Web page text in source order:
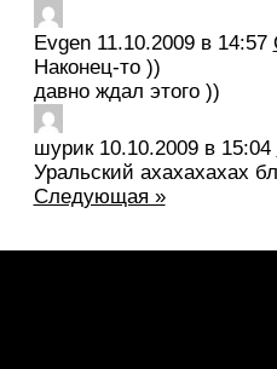
Evgen 11.10.2009 в 14:57
Наконец-то ))
давно ждал этого ))
шурик 10.10.2009 в 15:04
Уральский ахахахахах
Следующая »